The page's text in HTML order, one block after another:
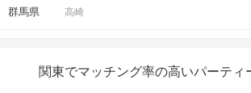
群馬県 高崎
関東でマッチング率の高いパーティ